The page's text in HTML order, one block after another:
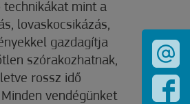
technikákat mint a
lovaskocsikázás,
gazdagítja
szórakozhatnak,
rossz idő
vendégünket